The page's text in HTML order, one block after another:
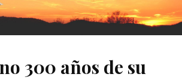
300 años de su